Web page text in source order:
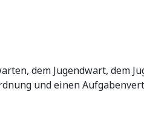
dem Jugendwart, dem
und einen